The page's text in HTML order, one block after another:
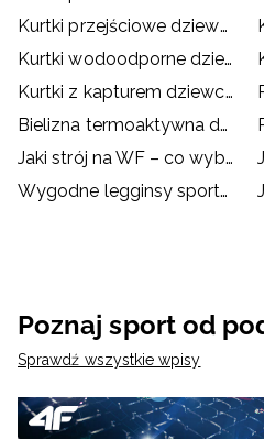
Kurtki przejściowe dziewczęce
Kurtki wodoodporne dziewczęce
Kurtki z kapturem dziewczęce
Bielizna termoaktywna dziewczęca
Jaki strój na WF – co wybrać dla dziecka?
Wygodne legginsy sportowe dla dzieci
Poznaj sport od
Sprawdź wszystkie wpisy